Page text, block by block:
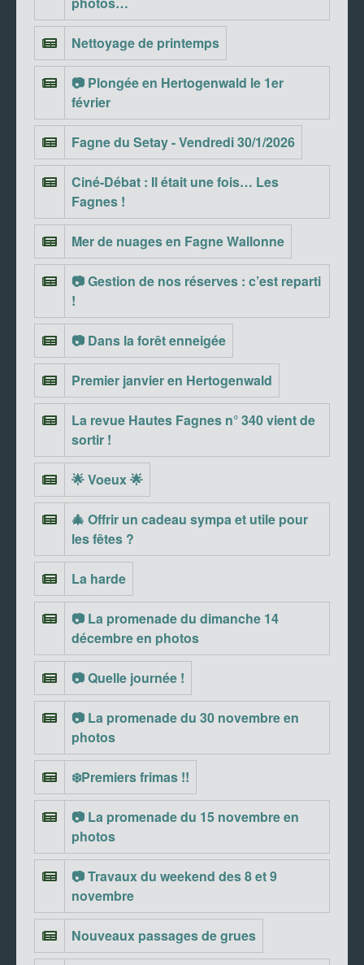
Nettoyage de printemps
📷 Plongée en Hertogenwald le 1er
février
Fagne du Setay - Vendredi 30/1/2026
Ciné-Débat : Il était une fois… Les
Fagnes !
Mer de nuages en Fagne Wallonne
📷 Gestion de nos réserves : c’est reparti
!
📷 Dans la forêt enneigée
Premier janvier en Hertogenwald
La revue Hautes Fagnes n° 340 vient de
sortir !
🌟 Voeux 🌟
🎄 Offrir un cadeau sympa et utile pour
les fêtes ?
La harde
📷 La promenade du dimanche 14
décembre en photos
📷 Quelle journée !
📷 La promenade du 30 novembre en
photos
❄️Premiers frimas !!
📷 La promenade du 15 novembre en
photos
📷 Travaux du weekend des 8 et 9
novembre
Nouveaux passages de grues